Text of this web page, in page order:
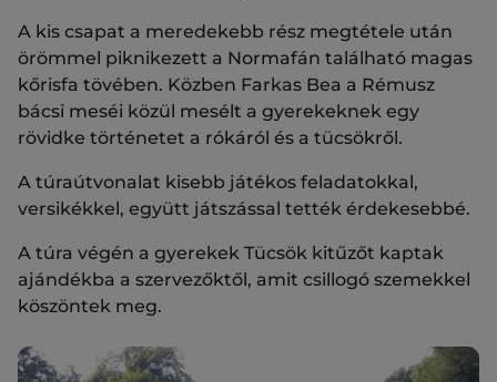
A kis csapat a meredekebb rész megtétele után
örömmel piknikezett a Normafán található magas
kőrisfa tövében. Közben Farkas Bea a Rémusz
bácsi meséi közül mesélt a gyerekeknek egy
rövidke történetet a rókáról és a tücsökről.
A túraútvonalat kisebb játékos feladatokkal,
versikékkel, együtt játszással tették érdekesebbé.
A túra végén a gyerekek Tücsök kitűzőt kaptak
ajándékba a szervezőktől, amit csillogó szemekkel
köszöntek meg.